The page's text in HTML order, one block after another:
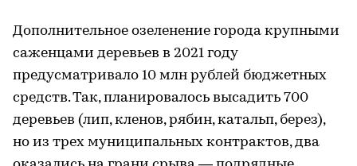
Дополнительное озеленение города крупными
саженцами деревьев в 2021 году
предусматривало 10 млн рублей бюджетных
средств. Так, планировалось высадить 700
деревьев (лип, кленов, рябин, катальп, берез),
но из трех муниципальных контрактов, два